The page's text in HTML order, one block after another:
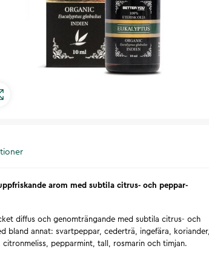
arom med subtila citrus- och peppar-
diffus och genomträngande med subtila citrus- och
bland annat: svartpeppar, cederträ, ingefära, koriander,
pepparmint, tall, rosmarin och timjan.